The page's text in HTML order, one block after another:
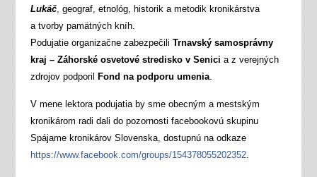
Lukáč, geograf, etnológ, historik a metodik kronikárstva
a tvorby pamätných kníh.
Podujatie organizačne zabezpečili Trnavský samosprávny
kraj – Záhorské osvetové stredisko v Senici a z verejných
zdrojov podporil
Fond na podporu umenia.
V mene lektora podujatia by sme obecným a mestským
kronikárom radi dali do pozornosti facebookovú skupinu
Spájame kronikárov Slovenska, dostupnú na odkaze
https://www.facebook.com/groups/154378055202352.